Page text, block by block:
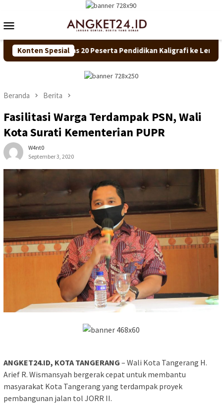
konten
Mobile
Konten Spesial
Zakiyah Lepas 20 Peserta Pendidikan Kaligrafi ke Lemka
Beranda Berita
Fasilitasi Warga Terdampak PSN, Wali
Kota Surati Kementerian PUPR
W4nt0
September 3, 2020
ANGKET24.ID, KOTA TANGERANG – Wali Kota Tangerang H.
Arief R. Wismansyah bergerak cepat untuk membantu
masyarakat Kota Tangerang yang terdampak proyek
pembangunan jalan tol JORR II.